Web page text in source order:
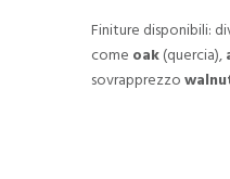
Finiture disponibili:
come oak(quercia),
sovrapprezzo